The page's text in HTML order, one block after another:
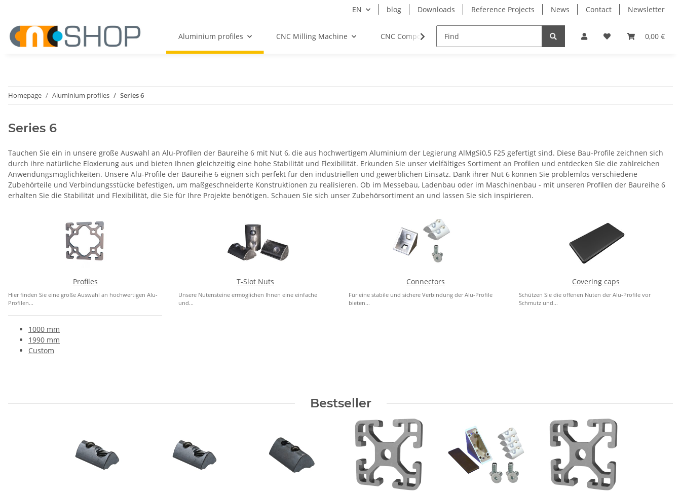
EN blog Downloads Reference Projects News Contact Newsletter
0,00 €
Aluminium profiles CNC Milling Machine CNC Components Milling Spindles Bearings
Homepage Aluminium profiles Series 6
Series 6
Tauchen Sie ein in unsere große Auswahl an Alu-Profilen der Baureihe 6 mit Nut 6, die aus hochwertigem Aluminium der Legierung AlMgSi0,5 F25 gefertigt sind. Diese Bau-Profile zeichnen sich
durch ihre natürliche Eloxierung aus und bieten Ihnen gleichzeitig eine hohe Stabilität und Flexibilität. Erkunden Sie unser vielfältiges Sortiment an Profilen und entdecken Sie die zahlreichen
Anwendungsmöglichkeiten. Unsere Alu-Profile der Baureihe 6 eignen sich perfekt für den industriellen und gewerblichen Einsatz. Dank ihrer Nut 6 können Sie problemlos verschiedene
Zubehörteile und Verbindungsstücke befestigen, um maßgeschneiderte Konstruktionen zu realisieren. Ob im Messebau, Ladenbau oder im Maschinenbau - mit unseren Profilen der Baureihe 6
erhalten Sie die Stabilität und Flexibilität, die Sie für Ihre Projekte benötigen. Schauen Sie sich unser Zubehörsortiment an und lassen Sie sich inspirieren.
Profiles
Hier finden Sie eine große Auswahl an hochwertigen Alu-
Profilen...
1000 mm
1990 mm
Custom
T-Slot Nuts
Unsere Nutensteine ermöglichen Ihnen eine einfache
und...
Connectors
Für eine stabile und sichere Verbindung der Alu-Profile
bieten...
Covering caps
Schützen Sie die offenen Nuten der Alu-Profile vor
Schmutz und...
Bestseller